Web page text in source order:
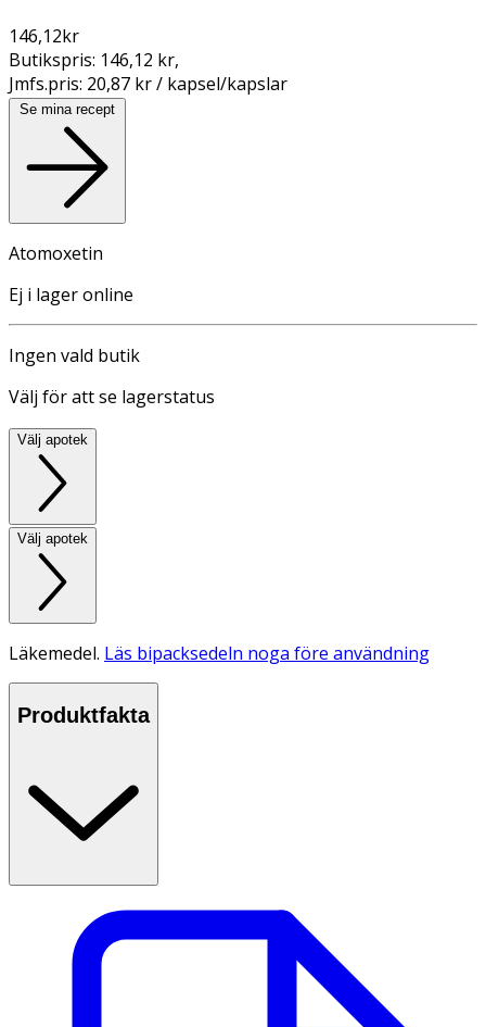
146,12kr
Butikspris: 146,12 kr,
Jmfs.pris: 20,87 kr / kapsel/kapslar
Se mina recept
Atomoxetin
Ej i lager online
Ingen vald butik
Välj för att se lagerstatus
Välj apotek
Välj apotek
Läkemedel. Läs bipacksedeln noga före användning
Produktfakta